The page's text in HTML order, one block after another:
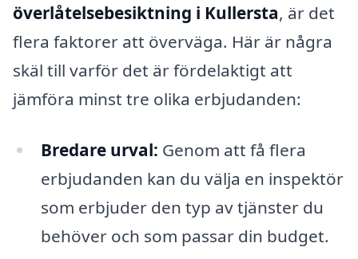
överlåtelsebesiktning i Kullersta, är det
flera faktorer att överväga. Här är några
skäl till varför det är fördelaktigt att
jämföra minst tre olika erbjudanden:
Bredare urval: Genom att få flera
erbjudanden kan du välja en inspektör
som erbjuder den typ av tjänster du
behöver och som passar din budget.